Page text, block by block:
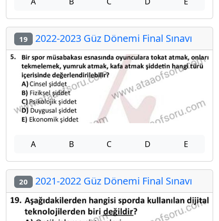
19 2022-2023 Güz Dönemi Final Sınavı
A B C D E
20 2021-2022 Güz Dönemi Final Sınavı